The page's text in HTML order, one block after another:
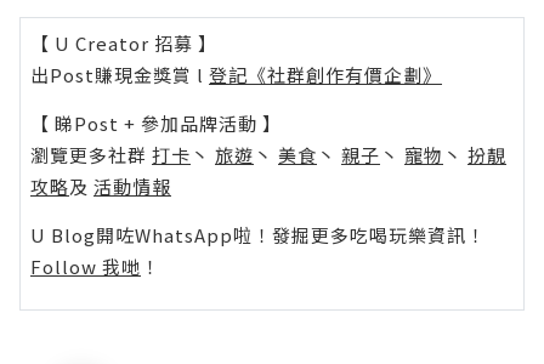
【 U Creator 招募 】
出Post賺現金獎賞 l 登記《社群創作有價企劃》
【 睇Post + 參加品牌活動 】
瀏覽更多社群 打卡 丶 旅遊 丶 美食 丶 親子 丶 寵物 丶 扮靚
攻略及 活動情報
U Blog開咗WhatsApp啦！發掘更多吃喝玩樂資訊！
Follow 我哋 ！